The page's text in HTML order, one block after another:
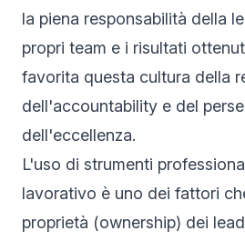
la piena responsabilità della
propri team e i risultati
favorita questa cultura della
dell'accountability e del
dell'eccellenza.
L'uso di strumenti
lavorativo è uno dei fattori
proprietà (ownership) dei